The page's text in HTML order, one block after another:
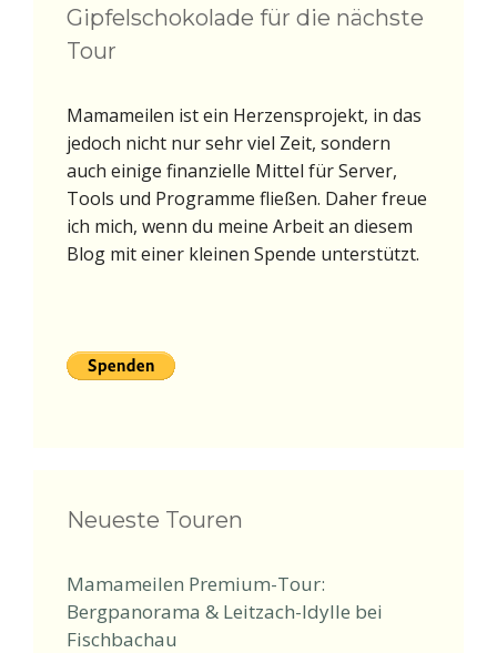
Gipfelschokolade für die nächste
Tour
Mamameilen ist ein Herzensprojekt, in das
jedoch nicht nur sehr viel Zeit, sondern
auch einige finanzielle Mittel für Server,
Tools und Programme fließen. Daher freue
ich mich, wenn du meine Arbeit an diesem
Blog mit einer kleinen Spende unterstützt.
Neueste Touren
Mamameilen Premium-Tour:
Bergpanorama & Leitzach-Idylle bei
Fischbachau